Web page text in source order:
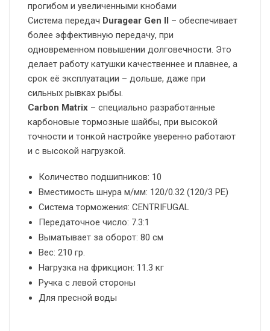
прогибом и увеличенными кнобами
Система передач Duragear Gen II
– обеспечивает
более эффективную передачу, при
одновременном повышении долговечности. Это
делает работу катушки качественнее и плавнее, а
срок её эксплуатации – дольше, даже при
сильных рывках рыбы.
Carbon Matrix – специально разработанные
карбоновые тормозные шайбы, при высокой
точности и тонкой настройке уверенно работают
и с высокой нагрузкой.
Количество подшипников: 10
Вместимость шнура м/мм: 120/0.32 (120/3 PE)
Система торможения: CENTRIFUGAL
Передаточное число: 7.3:1
Выматывает за оборот: 80 см
Вес: 210 гр.
Нагрузка на фрикцион: 11.3 кг
Ручка с левой стороны
Для пресной воды